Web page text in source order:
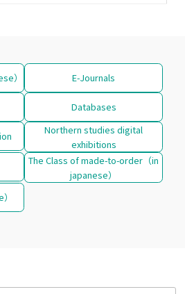
） E-Journals
Databases
Northern studies digital
exhibitions
The Class of made-to-order（in
japanese）